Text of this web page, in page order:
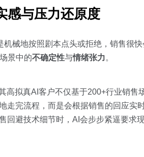
感与压力还原度
械地按照剧本点头或拒绝，销售很
景中的不确定性与情绪张力。
高拟真AI客户不仅基于200+行业销售
走完流程，而是会根据销售的回应
避技术细节时，AI会步步紧逼要求